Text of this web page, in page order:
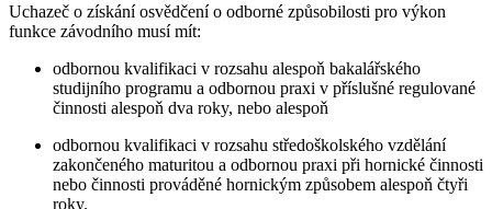
Uchazeč o získání osvědčení o odborné způsobilosti pro výkon
funkce závodního musí mít:
odbornou kvalifikaci v rozsahu alespoň bakalářského
studijního programu a odbornou praxi v příslušné regulované
činnosti alespoň dva roky, nebo alespoň
odbornou kvalifikaci v rozsahu středoškolského vzdělání
zakončeného maturitou a odbornou praxi při hornické činnosti
nebo činnosti prováděné hornickým způsobem alespoň čtyři
roky.